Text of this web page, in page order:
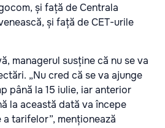
și față de Centrala
și față de CET-urile
managerul susține că nu se va
„Nu cred că se va ajunge
până la 15 iulie, iar anterior
la această dată va începe
tarifelor”, menționează